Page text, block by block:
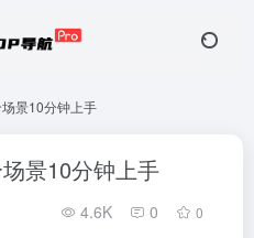
景10分钟上手
景10分钟上手
4.6K 0 0